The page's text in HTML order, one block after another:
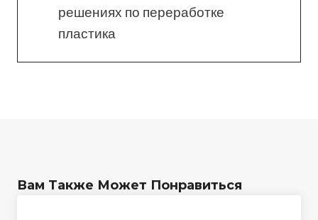
решениях по переработке
пластика
Вам Также Может Понравиться